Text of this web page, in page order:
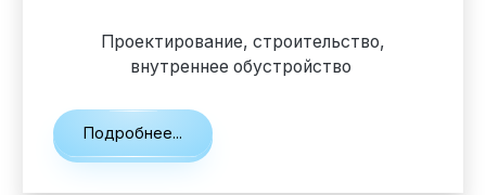
Проектирование, строительство,
внутреннее обустройство
Подробнее...